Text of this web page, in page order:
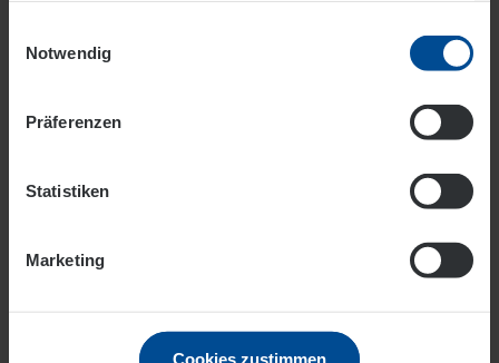
Datenschutz
Notwendig
Präferenzen
Statistiken
Marketing
Cookies zustimmen
„TOP-Ausbildungsbetrieb"